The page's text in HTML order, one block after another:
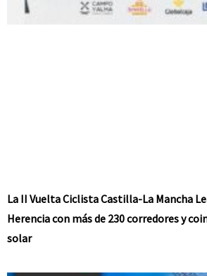
La II Vuelta Ciclista Castilla-La Mancha
Herencia con más de 230 corredores y
solar